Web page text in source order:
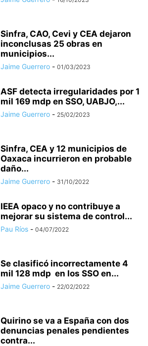
Sinfra, CAO, Cevi y CEA dejaron
inconclusas 25 obras en
municipios...
Jaime Guerrero - 01/03/2023
ASF detecta irregularidades por 1
mil 169 mdp en SSO, UABJO,...
Jaime Guerrero - 25/02/2023
Sinfra, CEA y 12 municipios de
Oaxaca incurrieron en probable
daño...
Jaime Guerrero - 31/10/2022
IEEA opaco y no contribuye a
mejorar su sistema de control...
Pau Ríos - 04/07/2022
Se clasificó incorrectamente 4
mil 128 mdp en los SSO en...
Jaime Guerrero - 22/02/2022
Quirino se va a España con dos
denuncias penales pendientes
contra...